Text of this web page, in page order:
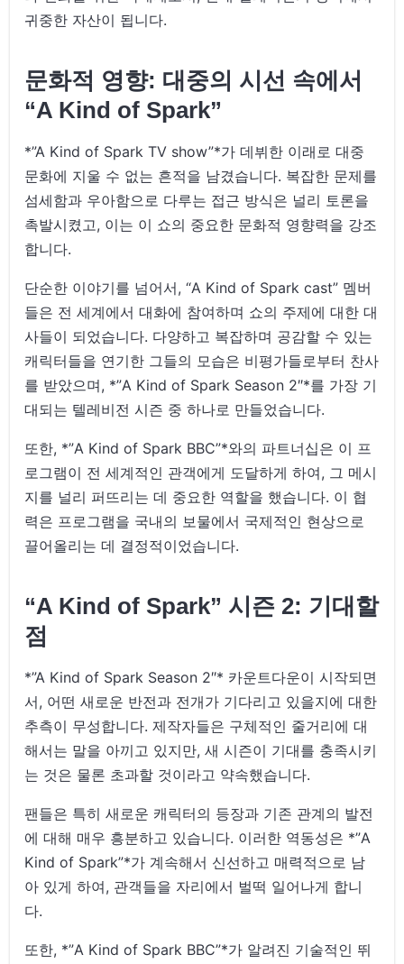
귀중한 자산이 됩니다.
문화적 영향: 대중의 시선 속에서
“A Kind of Spark”
*”A Kind of Spark TV show”*가 데뷔한 이래로 대중
문화에 지울 수 없는 흔적을 남겼습니다. 복잡한 문제를
섬세함과 우아함으로 다루는 접근 방식은 널리 토론을
촉발시켰고, 이는 이 쇼의 중요한 문화적 영향력을 강조
합니다.
단순한 이야기를 넘어서, “A Kind of Spark cast” 멤버
들은 전 세계에서 대화에 참여하며 쇼의 주제에 대한 대
사들이 되었습니다. 다양하고 복잡하며 공감할 수 있는
캐릭터들을 연기한 그들의 모습은 비평가들로부터 찬사
를 받았으며, *”A Kind of Spark Season 2″*를 가장 기
대되는 텔레비전 시즌 중 하나로 만들었습니다.
또한, *”A Kind of Spark BBC”*와의 파트너십은 이 프
로그램이 전 세계적인 관객에게 도달하게 하여, 그 메시
지를 널리 퍼뜨리는 데 중요한 역할을 했습니다. 이 협
력은 프로그램을 국내의 보물에서 국제적인 현상으로
끌어올리는 데 결정적이었습니다.
“A Kind of Spark” 시즌 2: 기대할
점
*”A Kind of Spark Season 2″* 카운트다운이 시작되면
서, 어떤 새로운 반전과 전개가 기다리고 있을지에 대한
추측이 무성합니다. 제작자들은 구체적인 줄거리에 대
해서는 말을 아끼고 있지만, 새 시즌이 기대를 충족시키
는 것은 물론 초과할 것이라고 약속했습니다.
팬들은 특히 새로운 캐릭터의 등장과 기존 관계의 발전
에 대해 매우 흥분하고 있습니다. 이러한 역동성은 *”A
Kind of Spark”*가 계속해서 신선하고 매력적으로 남
아 있게 하여, 관객들을 자리에서 벌떡 일어나게 합니
다.
또한, *”A Kind of Spark BBC”*가 알려진 기술적인 뛰